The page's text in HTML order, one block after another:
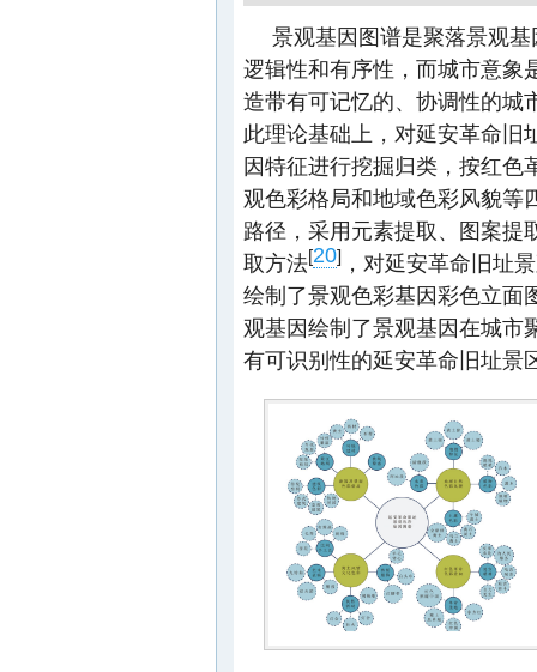
景观基因图谱是聚落景观
逻辑性和有序性，而城市意象
造带有可记忆的、协调性的城
此理论基础上，对延安革命旧
因特征进行挖掘归类，按红色
观色彩格局和地域色彩风貌等
路径，采用元素提取、图案提
取方法[20] ，对延安革命旧址
绘制了景观色彩基因彩色立面
观基因绘制了景观基因在城市
有可识别性的延安革命旧址景